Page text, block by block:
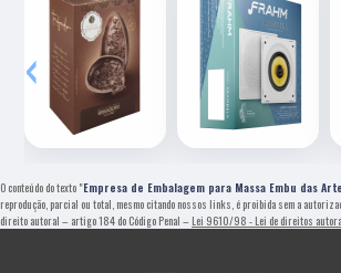
‹
O conteúdo do texto "Empresa de Embalagem para Massa Embu das
reprodução, parcial ou total, mesmo citando nossos links, é proibida sem a
direito autoral – artigo 184 do Código Penal – Lei 9610/98 - Lei de direitos